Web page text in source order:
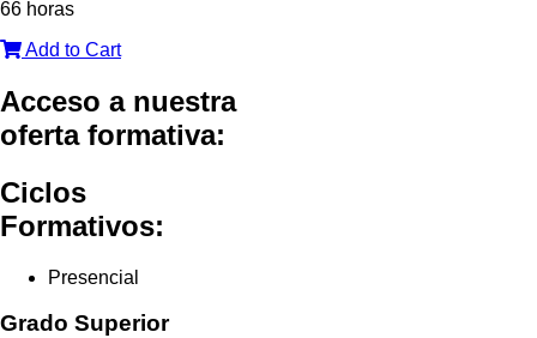
66 horas
Add to Cart
Acceso a nuestra
oferta formativa:
Ciclos
Formativos:
Presencial
Grado Superior